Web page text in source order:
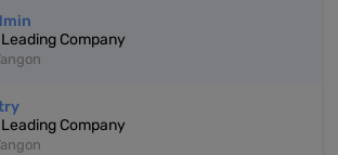
Company
Company